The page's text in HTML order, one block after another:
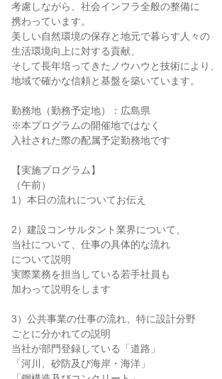
考慮しながら、社会インフラ全般の整備に
携わっています。
美しい自然環境の保存と地元で暮らす人々の
生活環境向上に対する貢献、
そして長年培ってきたノウハウと技術により、
地域で確かな信頼と基盤を築いています。
勤務地（勤務予定地）：広島県
※本プログラムの開催地ではなく
入社された際の配属予定勤務地です
【実施プログラム】
（午前）
1）本日の流れについてお伝え
2）建設コンサルタント業界について、
当社について、仕事の具体的な流れ
について説明
実際業務を担当している若手社員も
加わって説明をします
3）公共事業の仕事の流れ、特に設計分野
ごとに分かれての説明
当社が部門登録している「道路」
「河川、砂防及び海岸・海洋」